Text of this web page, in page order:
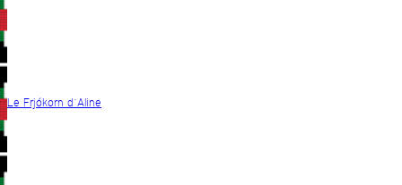
Le Frjókorn d´Aline